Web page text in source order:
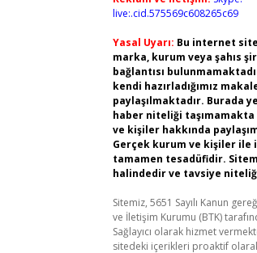
live:.cid.575569c608265c69
Yasal Uyarı: Bu internet
marka, kurum veya şahıs
bağlantısı
kendi hazırladığımız
paylaşılmaktadır. Burada
haber niteliği
ve kişiler hakkında
Gerçek kurum ve kişiler
tamamen tesadüfidir.
halindedir ve tavsiye
Sitemiz, 5651 Sayılı Kanun
ve İletişim Kurumu (BTK)
Sağlayıcı olarak hizmet
sitedeki içerikleri proaktif